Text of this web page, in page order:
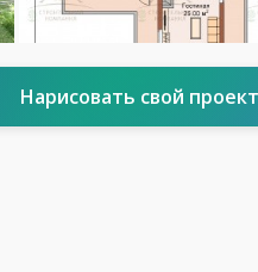
Нарисовать свой проект